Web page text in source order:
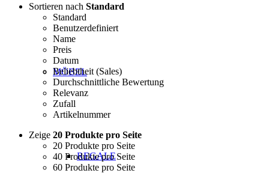
MÖBEL
REGALE
Sortieren nach Standard
Standard
Benutzerdefiniert
Name
Preis
Datum
Beliebtheit (Sales)
Durchschnittliche Bewertung
Relevanz
Zufall
Artikelnummer
Zeige 20 Produkte pro Seite
20 Produkte pro Seite
40 Produkte pro Seite
60 Produkte pro Seite